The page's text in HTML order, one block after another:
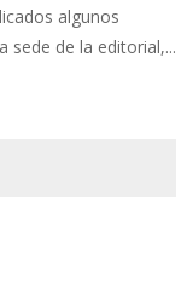
algunos
sede de la editorial,...